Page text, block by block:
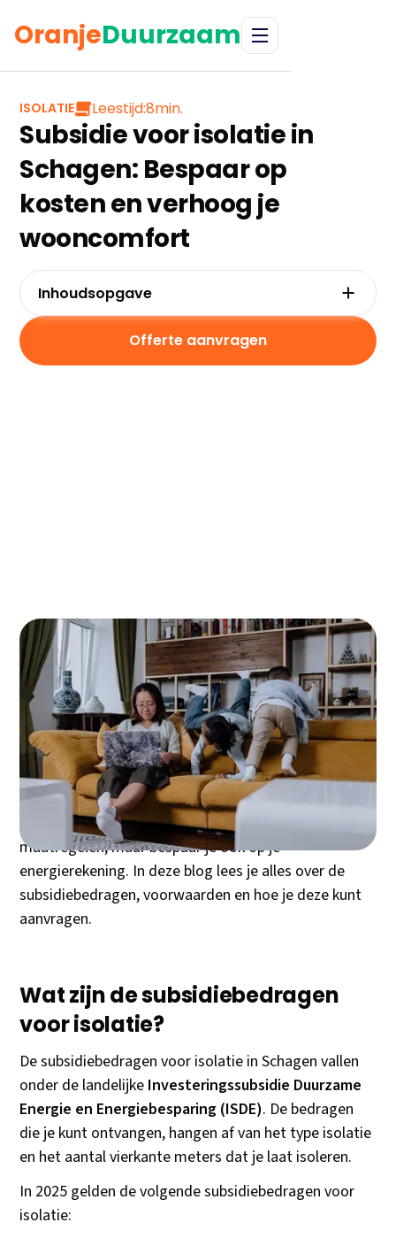
OranjeDuurzaam
ISOLATIE Leestijd:8min.
Subsidie voor isolatie in
Schagen: Bespaar op
kosten en verhoog je
wooncomfort
Wil je jouw woning in Schagen verduurzamen en
energie besparen? Dan is het goed om te weten dat je
in 2025 subsidie kunt krijgen voor isolatie. De
gemeente Schagen stimuleert woningeigenaren om
hun huis beter te isoleren door middel van lokale en
landelijke subsidies. Hierdoor wordt het niet alleen
makkelijker om te investeren in energiebesparende
maatregelen, maar bespaar je ook op je
energierekening. In deze blog lees je alles over de
subsidiebedragen, voorwaarden en hoe je deze kunt
aanvragen.
Wat zijn de subsidiebedragen
voor isolatie?
De subsidiebedragen voor isolatie in Schagen vallen
onder de landelijke Investeringssubsidie Duurzame
Energie en Energiebesparing (ISDE). De bedragen
die je kunt ontvangen, hangen af van het type isolatie
en het aantal vierkante meters dat je laat isoleren.
In 2025 gelden de volgende subsidiebedragen voor
isolatie:
Inhoudsopgave
Wat zijn de subsidiebedragen voor isolatie?
Voorwaarden voor de subsidieaanvraag
Welke isolatiemaatregelen komen in
Offerte aanvragen